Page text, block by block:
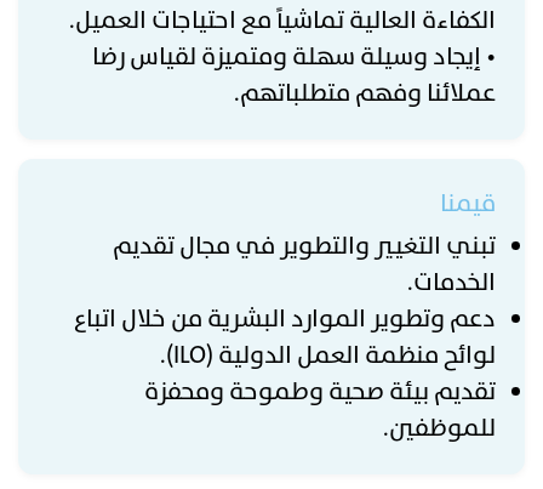
الكفاءة العالية تماشياً مع احتياجات العميل.
• إيجاد وسيلة سهلة ومتميزة لقياس رضا
عملائنا وفهم متطلباتهم.
قيمنا
تبني التغيير والتطوير في مجال تقديم
الخدمات.
دعم وتطوير الموارد البشرية من خلال اتباع
لوائح منظمة العمل الدولية (ILO).
تقديم بيئة صحية وطموحة ومحفزة
للموظفين.